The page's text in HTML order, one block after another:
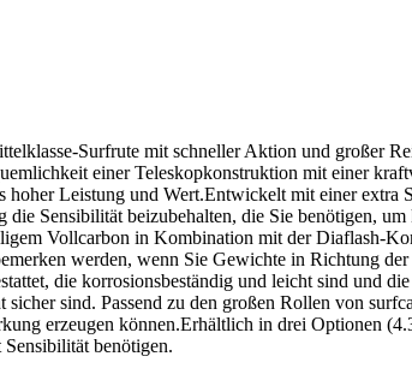
Surfrute mit schneller Aktion und großer
einer Teleskopkonstruktion mit einer
hoher Leistung und Wert.Entwickelt mit einer
die Sensibilität beizubehalten, die Sie benötigen,
Vollcarbon in Kombination mit der Diaflash-
werden, wenn Sie Gewichte in Richtung
die korrosionsbeständig und leicht sind und
sind. Passend zu den großen Rollen von
erzeugen können.Erhältlich in drei Optionen
benötigen.